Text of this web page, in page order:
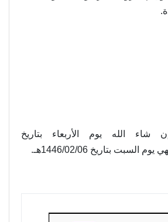
شاء الله يوم الأربعاء بتاريخ